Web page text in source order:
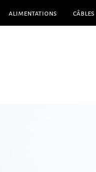
alimentations câbles